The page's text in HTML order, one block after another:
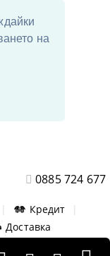
на
0885 724 677
Кредит
Доставка